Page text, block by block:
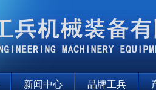
新闻中心 品牌工兵